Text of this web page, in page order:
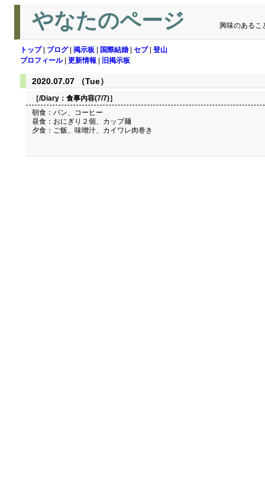
やなたのページ 興味のあるこ
トップ| ブログ| 掲示板 国際結婚 セブ| 登山
プロフィール| 更新情報 旧掲示板
2020.07.07 （Tue）
［/Diary： 食事内容(7/7)］
朝食：パン、コーヒー
昼食：おにぎり２個、カップ麺
夕食：ご飯、味噌汁、カイワレ肉巻き